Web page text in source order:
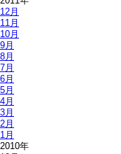
12月
11月
10月
9月
8月
7月
6月
5月
4月
3月
2月
1月
2010年